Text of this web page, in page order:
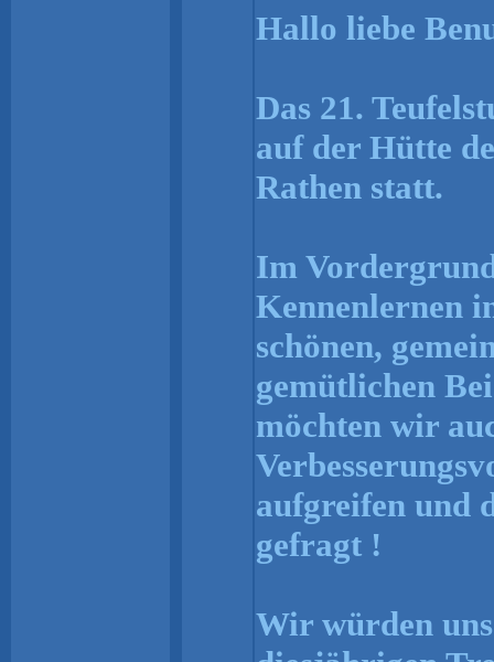
Hallo liebe
Das 21.
auf der Hütte
Rathen statt.
Im
Kennenlernen
schönen,
gemütlichen
möchten wir
aufgreifen und
gefragt !
Wir würden